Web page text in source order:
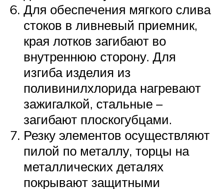
Для обеспечения мягкого слива
стоков в ливневый приемник,
края лотков загибают во
внутреннюю сторону. Для
изгиба изделия из
поливинилхлорида нагревают
зажигалкой, стальные –
загибают плоскогубцами.
Резку элементов осуществляют
пилой по металлу, торцы на
металлических деталях
покрывают защитными